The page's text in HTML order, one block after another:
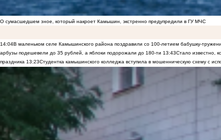
О сумасшедшем зное, который накроет Камышин, экстренно предупредили в ГУ МЧС
14:04В маленьком селе Камышинского района поздравили со 100-летием бабушку-
арбузы подешевели до 35 рублей, а яблоки подорожали до 180-ти 13:43Стало известно,
праздника 13:23Студентка камышинского колледжа вступила в мошенническую схему с